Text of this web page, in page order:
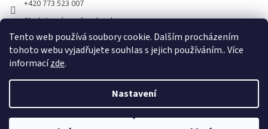
Tento web používá soubory cookie. Dalším procházením
tohoto webu vyjadřujete souhlas s jejich používáním.. Více
informacízde.
Nastavení
+420 773 523 007
Sledujte nás na facebooku
Copyright 2026Studio-biorezonance.cz. Všechna práva